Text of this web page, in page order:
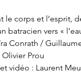
le corps et l’esprit,
batracien vers «
Conrath /
Prou
vidéo : Laurent